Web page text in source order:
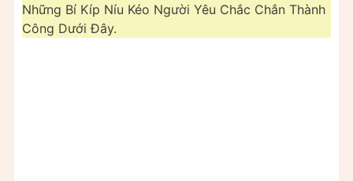
Những Bí Kíp Níu Kéo Người Yêu Chắc Chắn Thành
Công Dưới Đây.